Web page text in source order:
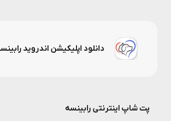
دانلود اپلیکیشن اندروید
پت شاپ اینترنتی رابینسه